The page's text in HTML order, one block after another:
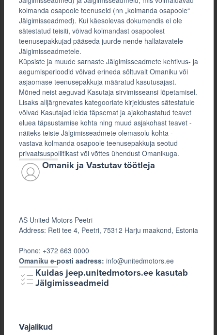
kolmanda osapoole teenuseid (nn „kolmanda osapoole“
Jälgimisseadmed). Kui käesolevas dokumendis ei ole
sätestatud teisiti, võivad kolmandast osapoolest
teenusepakkujad pääseda juurde nende hallatavatele
Jälgimisseadmetele.
Küpsiste ja muude sarnaste Jälgimisseadmete kehtivus- ja
aegumisperioodid võivad erineda sõltuvalt Omaniku või
asjaomase teenusepakkuja määratud kasutusajast.
Mõned neist aeguvad Kasutaja sirvimisseansi lõpetamisel.
Lisaks alljärgnevates kategooriate kirjeldustes sätestatule
võivad Kasutajad leida täpsemat ja ajakohastatud teavet
eluea täpsustamise kohta ning muud asjakohast teavet -
näiteks teiste Jälgimisseadmete olemasolu kohta -
vastava kolmanda osapoole teenusepakkuja seotud
privaatsuspoliitikast või võttes ühendust Omanikuga.
Omanik ja Vastutav töötleja
AS United Motors Peetri
Address: Reti tee 4, Peetri, 75312 Harju maakond, Estonia
Phone: +372 663 0000
Omaniku e-posti aadress: info@unitedmotors.ee
Kuidas jeep.unitedmotors.ee kasutab
Jälgimisseadmeid
Vajalikud